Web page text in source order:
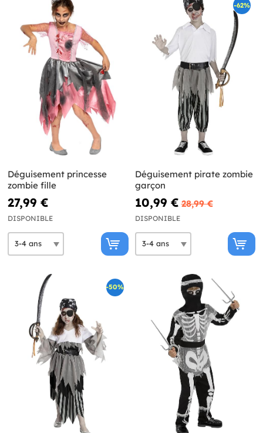
Déguisement princesse
zombie fille
27,99 €
DISPONIBLE
-62%
Déguisement pirate zombie
garçon
10,99 € 28,99 €
DISPONIBLE
-50%